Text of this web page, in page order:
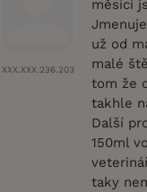
XXX.XXX.236.203
měsíci
už od
malé
tom že
takhle
Další
150ml
taky